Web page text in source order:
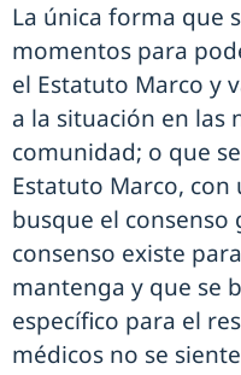
La única forma que
momentos para
el Estatuto Marco y
a la situación en las
comunidad; o que
Estatuto Marco,
busque el consenso
consenso existe
mantenga y que se
específico para el
médicos no se